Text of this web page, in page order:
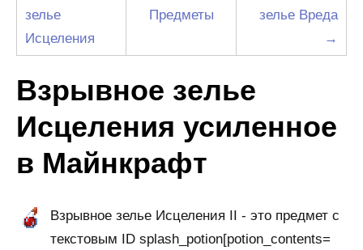
зелье
Исцеления
Предметы
зелье Вреда
→
Взрывное зелье
Исцеления усиленное
в Майнкрафт
Взрывное зелье Исцеления II - это предмет с
текстовым ID splash_potion[potion_contents=